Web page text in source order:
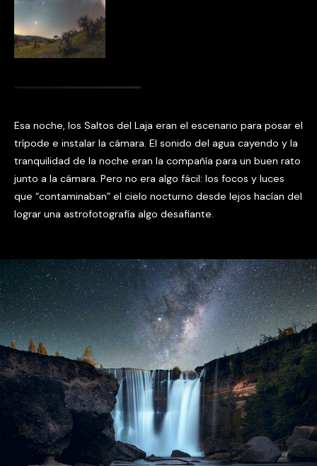
Esa noche, los Saltos del Laja eran el escenario para posar el
trípode e instalar la cámara. El sonido del agua cayendo y la
tranquilidad de la noche eran la compañía para un buen rato
junto a la cámara. Pero no era algo fácil: los focos y luces
que “contaminaban” el cielo nocturno desde lejos hacían del
lograr una astrofotografía algo desafiante.